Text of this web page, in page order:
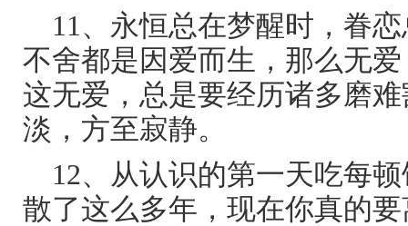
11、永恒总在梦醒时，眷
不舍都是因爱而生，那么无
这无爱，总是要经历诸多磨
淡，方至寂静。
12、从认识的第一天吃每
散了这么多年，现在你真的